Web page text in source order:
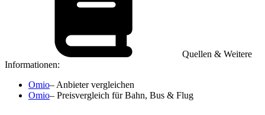
Quellen & Weitere
Informationen:
Omio– Anbieter vergleichen
Omio– Preisvergleich für Bahn, Bus & Flug